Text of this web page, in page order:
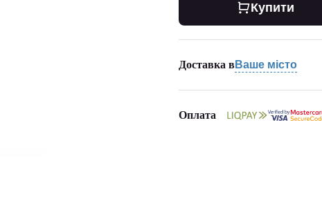
Купити
Доставка в Ваше місто
Оплата